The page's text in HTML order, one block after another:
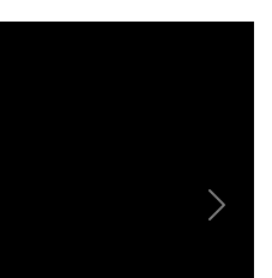
Next